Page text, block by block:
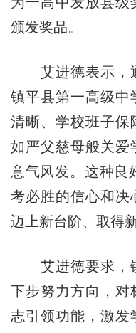
颁发奖品。
艾进德表示，通
镇平县第一高级中
清晰、学校班子保
如严父慈母般关爱
意气风发。这种良
考必胜的信心和决
迈上新台阶、取得
艾进德要求，
下步努力方向，对
志引领功能，激发